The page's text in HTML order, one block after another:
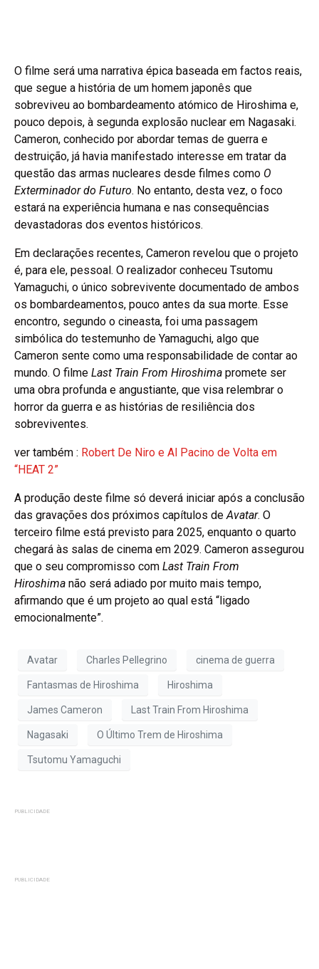
O filme será uma narrativa épica baseada em factos reais,
que segue a história de um homem japonês que
sobreviveu ao bombardeamento atómico de Hiroshima e,
pouco depois, à segunda explosão nuclear em Nagasaki.
Cameron, conhecido por abordar temas de guerra e
destruição, já havia manifestado interesse em tratar da
questão das armas nucleares desde filmes como O
Exterminador do Futuro. No entanto, desta vez, o foco
estará na experiência humana e nas consequências
devastadoras dos eventos históricos.
Em declarações recentes, Cameron revelou que o projeto
é, para ele, pessoal. O realizador conheceu Tsutomu
Yamaguchi, o único sobrevivente documentado de ambos
os bombardeamentos, pouco antes da sua morte. Esse
encontro, segundo o cineasta, foi uma passagem
simbólica do testemunho de Yamaguchi, algo que
Cameron sente como uma responsabilidade de contar ao
mundo. O filme Last Train From Hiroshima promete ser
uma obra profunda e angustiante, que visa relembrar o
horror da guerra e as histórias de resiliência dos
sobreviventes.
ver também : Robert De Niro e Al Pacino de Volta em
“HEAT 2”
A produção deste filme só deverá iniciar após a conclusão
das gravações dos próximos capítulos deAvatar. O
terceiro filme está previsto para 2025, enquanto o quarto
chegará às salas de cinema em 2029. Cameron assegurou
que o seu compromisso com Last Train From
Hiroshima não será adiado por muito mais tempo,
afirmando que é um projeto ao qual está “ligado
emocionalmente”.
Avatar Charles Pellegrino cinema de guerra
Fantasmas de Hiroshima Hiroshima
James Cameron Last Train From Hiroshima
Nagasaki O Último Trem de Hiroshima
Tsutomu Yamaguchi
PUBLICIDADE
PUBLICIDADE